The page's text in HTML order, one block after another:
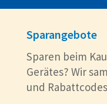
Sparangebote
Sparen beim
Gerätes? Wir
und